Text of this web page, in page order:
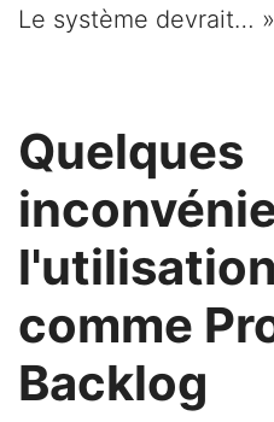
Le système devrait…
Quelques
comme
Backlog